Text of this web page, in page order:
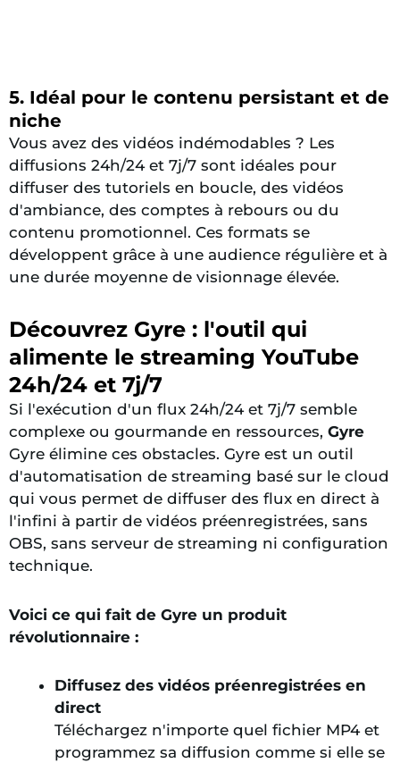
5. Idéal pour le contenu persistant et de
niche
Vous avez des vidéos indémodables ? Les
diffusions 24h/24 et 7j/7 sont idéales pour
diffuser des tutoriels en boucle, des vidéos
d'ambiance, des comptes à rebours ou du
contenu promotionnel. Ces formats se
développent grâce à une audience régulière et à
une durée moyenne de visionnage élevée.
Découvrez Gyre : l'outil qui
alimente le streaming YouTube
24h/24 et 7j/7
Si l'exécution d'un flux 24h/24 et 7j/7 semble
complexe ou gourmande en ressources, Gyre
Gyre élimine ces obstacles. Gyre est un outil
d'automatisation de streaming basé sur le cloud
qui vous permet de diffuser des flux en direct à
l'infini à partir de vidéos préenregistrées, sans
OBS, sans serveur de streaming ni configuration
technique.
Voici ce qui fait de Gyre un produit
révolutionnaire :
Diffusez des vidéos préenregistrées en
direct
Téléchargez n'importe quel fichier MP4 et
programmez sa diffusion comme si elle se